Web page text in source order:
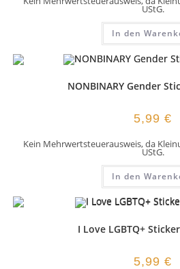
UStG.
In den
NONBINARY Gender
5,99 €
Kein Mehrwertsteuerausweis, da
UStG.
In den
I Love LGBTQ+
5,99 €